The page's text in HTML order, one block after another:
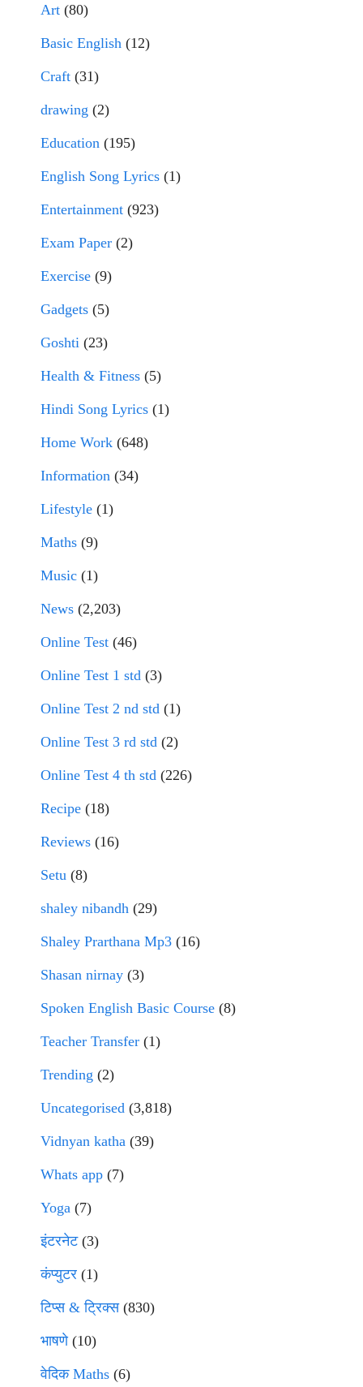
Art (80)
Basic English (12)
Craft (31)
drawing (2)
Education (195)
English Song Lyrics (1)
Entertainment (923)
Exam Paper (2)
Exercise (9)
Gadgets (5)
Goshti (23)
Health & Fitness (5)
Hindi Song Lyrics (1)
Home Work (648)
Information (34)
Lifestyle (1)
Maths (9)
Music (1)
News (2,203)
Online Test (46)
Online Test 1 std (3)
Online Test 2 nd std (1)
Online Test 3 rd std (2)
Online Test 4 th std (226)
Recipe (18)
Reviews (16)
Setu (8)
shaley nibandh (29)
Shaley Prarthana Mp3 (16)
Shasan nirnay (3)
Spoken English Basic Course (8)
Teacher Transfer (1)
Trending (2)
Uncategorised (3,818)
Vidnyan katha (39)
Whats app (7)
Yoga (7)
इंटरनेट(3)
कंप्युटर (1)
टिप्स & ट्रिक्स(830)
भाषणे(10)
वेदिक Maths (6)